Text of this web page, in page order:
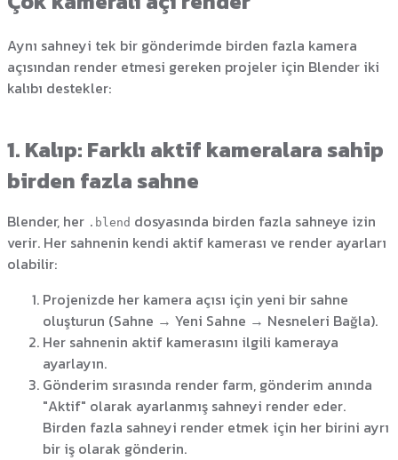
Aynı sahneyi tek bir gönderimde birden fazla kamera
açısından render etmesi gereken projeler için Blender iki
kalıbı destekler:
1. Kalıp: Farklı aktif kameralara sahip
birden fazla sahne
Blender, her .blend dosyasında birden fazla sahneye izin
verir. Her sahnenin kendi aktif kamerası ve render ayarları
olabilir:
Projenizde her kamera açısı için yeni bir sahne
oluşturun (Sahne → Yeni Sahne → Nesneleri Bağla).
Her sahnenin aktif kamerasını ilgili kameraya
ayarlayın.
Gönderim sırasında render farm, gönderim anında
"Aktif" olarak ayarlanmış sahneyi render eder.
Birden fazla sahneyi render etmek için her birini ayrı
bir iş olarak gönderin.